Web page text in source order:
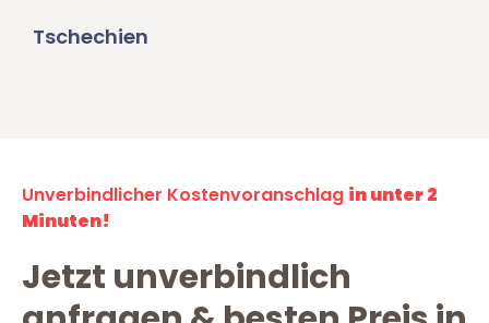
Tschechien
Unverbindlicher Kostenvoranschlag in unter 2
Minuten!
Jetzt unverbindlich